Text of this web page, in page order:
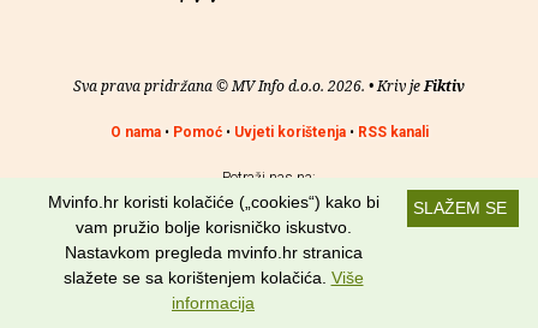
Sva prava pridržana © MV Info d.o.o. 2026. • Kriv jeFiktiv
O nama• Pomoć• Uvjeti korištenja• RSS kanali
Potraži nas na:
SLAŽEM SE
Mvinfo.hr koristi kolačiće („cookies“) kako bi
vam pružio bolje korisničko iskustvo.
Nastavkom pregleda mvinfo.hr stranica
slažete se sa korištenjem kolačića. Više
informacija